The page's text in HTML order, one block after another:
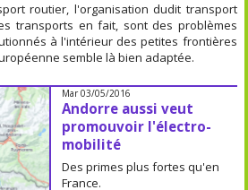
routier, l'organisation dudit transport
transports en fait, sont des problèmes
à l'intérieur des petites frontières
semble là bien adaptée.
Mar 03/05/2016
Andorre aussi veut
promouvoir l'électro-
mobilité
Des primes plus fortes qu'en
France.